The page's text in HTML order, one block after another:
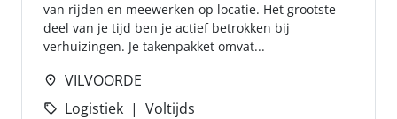
van rijden en meewerken op locatie. Het grootste
deel van je tijd ben je actief betrokken bij
verhuizingen. Je takenpakket omvat...
VILVOORDE
Logistiek
Voltijds